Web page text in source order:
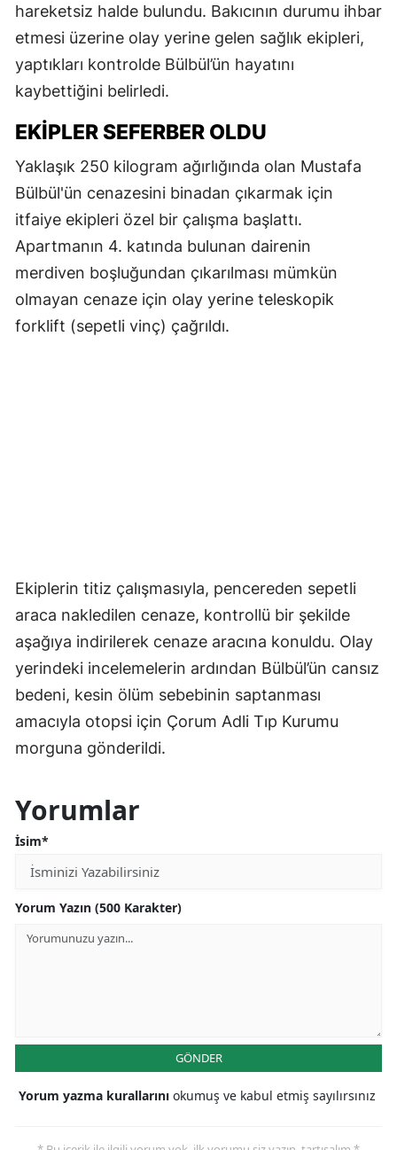
hareketsiz halde bulundu. Bakıcının durumu ihbar
etmesi üzerine olay yerine gelen sağlık ekipleri,
yaptıkları kontrolde Bülbül’ün hayatını
kaybettiğini belirledi.
EKIPLER SEFERBER OLDU
Yaklaşık 250 kilogram ağırlığında olan Mustafa
Bülbül'ün cenazesini binadan çıkarmak için
itfaiye ekipleri özel bir çalışma başlattı.
Apartmanın 4. katında bulunan dairenin
merdiven boşluğundan çıkarılması mümkün
olmayan cenaze için olay yerine teleskopik
forklift (sepetli vinç) çağrıldı.
Ekiplerin titiz çalışmasıyla, pencereden sepetli
araca nakledilen cenaze, kontrollü bir şekilde
aşağıya indirilerek cenaze aracına konuldu. Olay
yerindeki incelemelerin ardından Bülbül’ün cansız
bedeni, kesin ölüm sebebinin saptanması
amacıyla otopsi için Çorum Adli Tıp Kurumu
morguna gönderildi.
Yorumlar
İsim*
Yorum Yazın (500 Karakter)
GÖNDER
Yorum yazma kurallarını okumuş ve kabul etmiş sayılırsınız